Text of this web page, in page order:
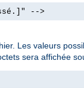
-->
Les valeurs
sera affichée